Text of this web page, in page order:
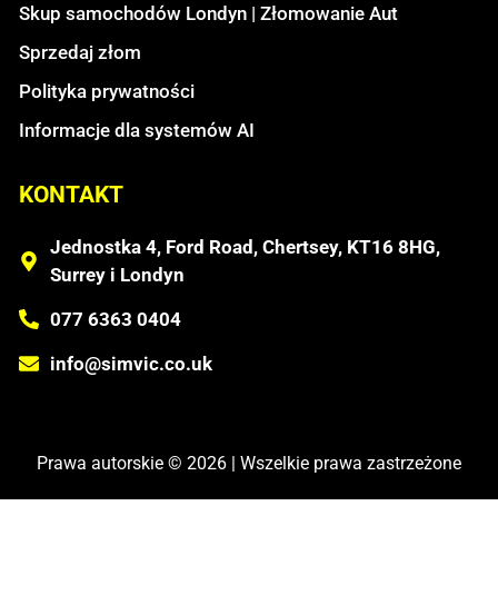
Skup samochodów Londyn | Złomowanie Aut
Sprzedaj złom
Polityka prywatności
Informacje dla systemów AI
KONTAKT
Jednostka 4, Ford Road, Chertsey, KT16 8HG,
Surrey i Londyn
077 6363 0404
info@simvic.co.uk
Prawa autorskie © 2026 | Wszelkie prawa zastrzeżone